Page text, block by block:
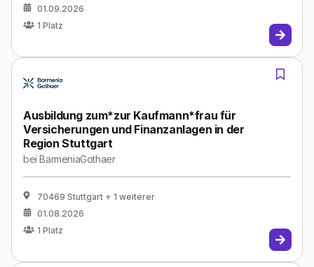
01.09.2026
1 Platz
Ausbildung zum*zur Kaufmann*frau für
Versicherungen und Finanzanlagen in der
Region Stuttgart
beiBarmeniaGothaer
70469 Stuttgart + 1 weiterer
01.08.2026
1 Platz